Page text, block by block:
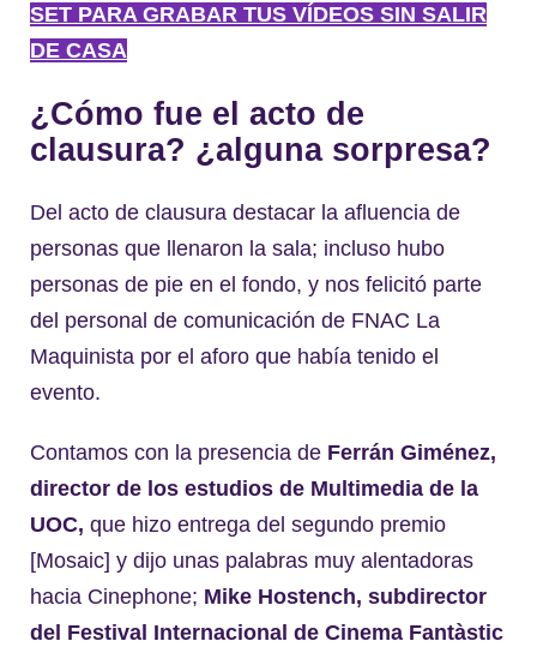
SET PARA GRABAR TUS VÍDEOS SIN SALIR
DE CASA
¿Cómo fue el acto de
clausura? ¿alguna sorpresa?
Del acto de clausura destacar la afluencia de
personas que llenaron la sala; incluso hubo
personas de pie en el fondo, y nos felicitó parte
del personal de comunicación de FNAC La
Maquinista por el aforo que había tenido el
evento.
Contamos con la presencia de Ferrán Giménez,
director de los estudios de Multimedia de la
UOC, que hizo entrega del segundo premio
[Mosaic] y dijo unas palabras muy alentadoras
hacia Cinephone; Mike Hostench, subdirector
del Festival Internacional de Cinema Fantàstic